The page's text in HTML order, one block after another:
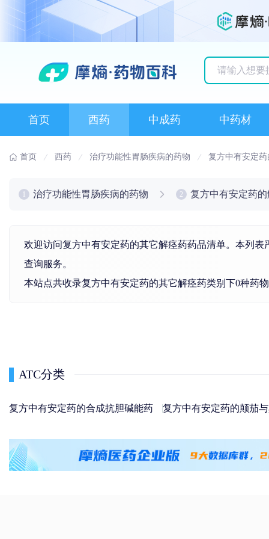
首页 西药 中成药 中药材
首页 西药 治疗功能性胃肠疾病的药物 复方中有安定
治疗功能性胃肠疾病的药物 2 复方中有安定药
欢迎访问复方中有安定药的其它解痉药药品清单。本列
查询服务。
本站点共收录复方中有安定药的其它解痉药类别下0种药
ATC分类
复方中有安定药的合成抗胆碱能药 复方中有安定药的颠茄